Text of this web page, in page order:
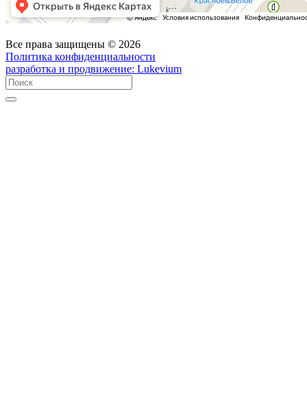
Все права защищены © 2026
Политика конфиденциальности
разработка и продвижение: Lukevium